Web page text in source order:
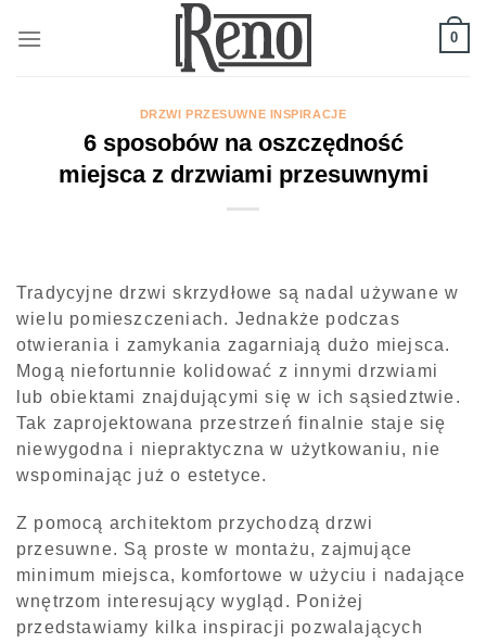
0
DRZWI PRZESUWNE INSPIRACJE
6 sposobów na oszczędność
miejsca z drzwiami przesuwnymi
Tradycyjne drzwi skrzydłowe są nadal używane w
wielu pomieszczeniach. Jednakże podczas
otwierania i zamykania zagarniają dużo miejsca.
Mogą niefortunnie kolidować z innymi drzwiami
lub obiektami znajdującymi się w ich sąsiedztwie.
Tak zaprojektowana przestrzeń finalnie staje się
niewygodna i niepraktyczna w użytkowaniu, nie
wspominając już o estetyce.
Z pomocą architektom przychodzą drzwi
przesuwne. Są proste w montażu, zajmujące
minimum miejsca, komfortowe w użyciu i nadające
wnętrzom interesujący wygląd. Poniżej
przedstawiamy kilka inspiracji pozwalających